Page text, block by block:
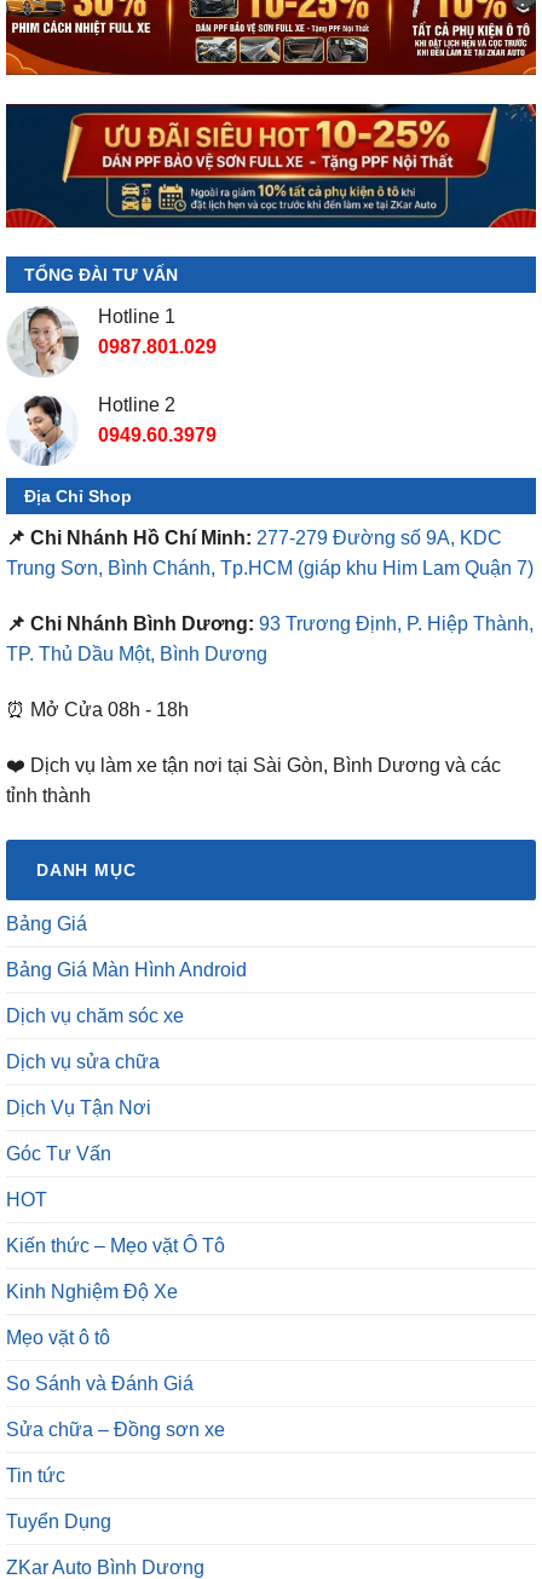
TỔNG ĐÀI TƯ VẤN
Hotline 1
0987.801.029
Hotline 2
0949.60.3979
Địa Chỉ Shop
📌 Chi Nhánh Hồ Chí Minh: 277-279 Đường số 9A, KDC
Trung Sơn, Bình Chánh, Tp.HCM (giáp khu Him Lam Quận 7)
📌 Chi Nhánh Bình Dương: 93 Trương Định, P. Hiệp Thành,
TP. Thủ Dầu Một, Bình Dương
⏰ Mở Cửa 08h - 18h
❤️ Dịch vụ làm xe tận nơi tại Sài Gòn, Bình Dương và các
tỉnh thành
DANH MỤC
Bảng Giá
Bảng Giá Màn Hình Android
Dịch vụ chăm sóc xe
Dịch vụ sửa chữa
Dịch Vụ Tận Nơi
Góc Tư Vấn
HOT
Kiến thức – Mẹo vặt Ô Tô
Kinh Nghiệm Độ Xe
Mẹo vặt ô tô
So Sánh và Đánh Giá
Sửa chữa – Đồng sơn xe
Tin tức
Tuyển Dụng
ZKar Auto Bình Dương